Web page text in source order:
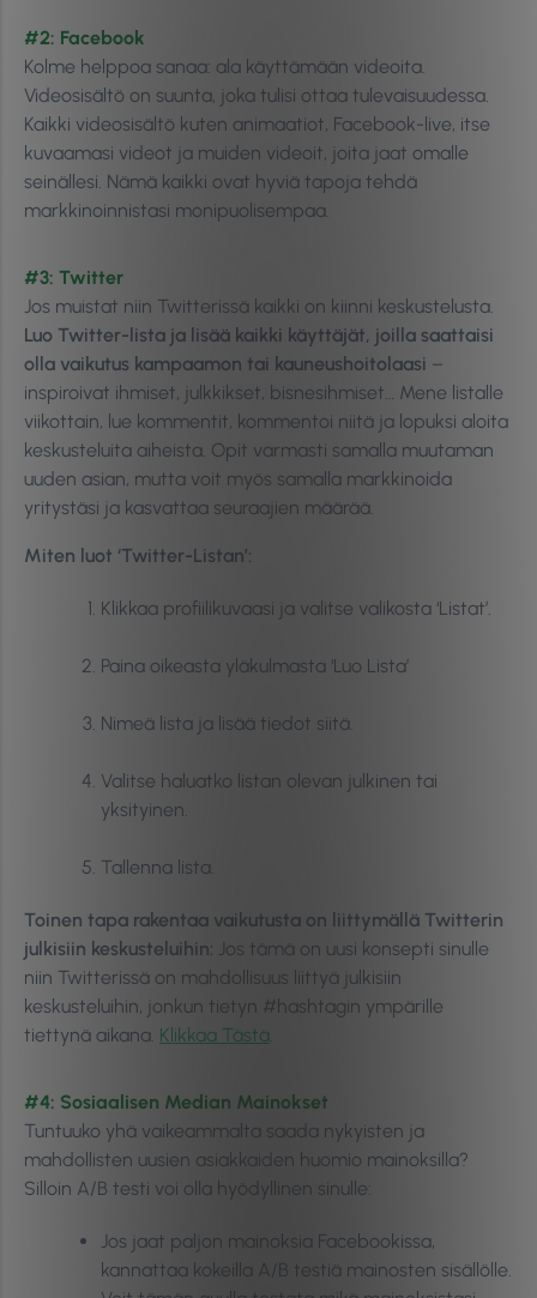
#2: Facebook
Kolme helppoa sanaa: ala käyttämään videoita.
Videosisältö on suunta, joka tulisi ottaa tulevaisuudessa.
Kaikki videosisältö kuten animaatiot, Facebook-live, itse
kuvaamasi videot ja muiden videoit, joita jaat omalle
seinällesi. Nämä kaikki ovat hyviä tapoja tehdä
markkinoinnistasi monipuolisempaa.
#3: Twitter
Jos muistat niin Twitterissä kaikki on kiinni keskustelusta.
Luo Twitter-lista ja lisää kaikki käyttäjät, joilla saattaisi
olla vaikutus kampaamon tai kauneushoitolaasi –
inspiroivat ihmiset, julkkikset, bisnesihmiset… Mene listalle
viikottain, lue kommentit, kommentoi niitä ja lopuksi aloita
keskusteluita aiheista. Opit varmasti samalla muutaman
uuden asian, mutta voit myös samalla markkinoida
yritystäsi ja kasvattaa seuraajien määrää.
Miten luot ‘Twitter-Listan’:
Klikkaa profiilikuvaasi ja valitse valikosta ‘Listat’.
Paina oikeasta yläkulmasta ‘Luo Lista’
Nimeä lista ja lisää tiedot siitä.
Valitse haluatko listan olevan julkinen tai
yksityinen.
Tallenna lista.
Toinen tapa rakentaa vaikutusta on liittymällä Twitterin
julkisiin keskusteluihin: Jos tämä on uusi konsepti sinulle
niin Twitterissä on mahdollisuus liittyä julkisiin
keskusteluihin, jonkun tietyn #hashtagin ympärille
tiettynä aikana. Klikkaa Tästä
#4: Sosiaalisen Median Mainokset
Tuntuuko yhä vaikeammalta saada nykyisten ja
mahdollisten uusien asiakkaiden huomio mainoksilla?
Silloin A/B testi voi olla hyödyllinen sinulle:
Jos jaat paljon mainoksia Facebookissa,
kannattaa kokeilla A/B testiä mainosten sisällölle.